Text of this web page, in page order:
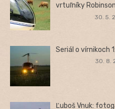
vrtuľníky
30. 5.
Seriál o vírnikoch
30. 8.
Ľuboš Vnuk: